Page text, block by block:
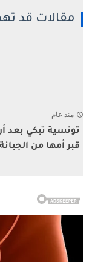
مقالات قد
منذ عام
تونسية تبكي بعد
قبر أمها من